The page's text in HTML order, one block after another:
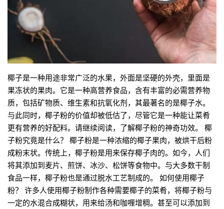
椰子是一种用途非常广泛的水果，外面是坚硬的外壳，里面是
果冻状的果肉。它是一种高营养食品，含有丰富的必需营养物
质，包括矿物质、维生素和抗氧化剂，其最著名的是椰子水。
与此同时，椰子粉的价值却被低估了，尽管它是一种能让菜肴
更有营养的好配料。请继续阅读，了解椰子粉的神奇功效。 椰
子粉究竟是什么？ 椰子粉是一种浓缩的椰子果肉，被烘干后粉
成粉末状。传统上，椰子粉是用来保存椰子肉的。如今，人们
将其添加到麦片、煎饼、冰沙、松饼等食物中。与大多数干制
食品一样，椰子粉也是通过脱水工艺制成的。 如何使用椰子
粉？ 许多人使用椰子粉制作各种需要椰子的菜肴，将椰子粉与
一定的水混合成糊状，用来给汤和咖喱增稠。甚至可以添加到